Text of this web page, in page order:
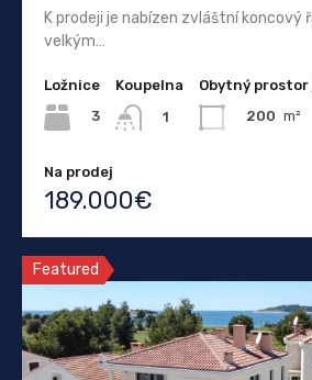
K prodeji je nabízen zvláštní koncový
velkým…
Ložnice
3
Koupelna
1
Obytný prostor
200 m²
Na prodej
189.000€
Featured